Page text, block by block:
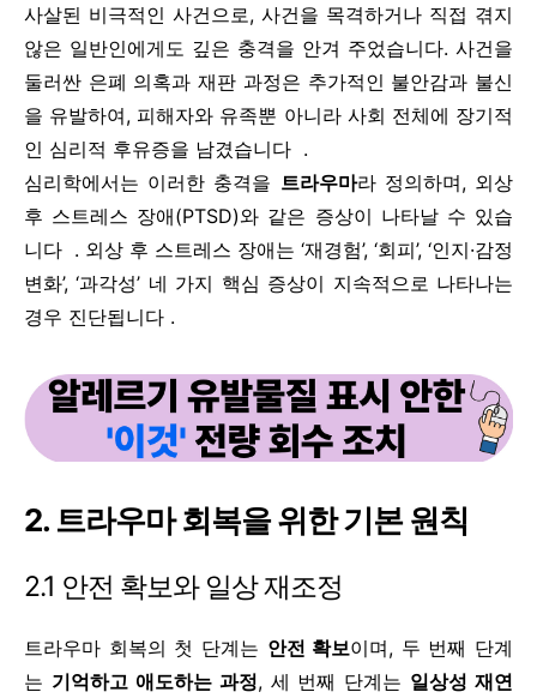
사살된 비극적인 사건으로, 사건을 목격하거나 직접 겪지
않은 일반인에게도 깊은 충격을 안겨 주었습니다. 사건을
둘러싼 은폐 의혹과 재판 과정은 추가적인 불안감과 불신
을 유발하여, 피해자와 유족뿐 아니라 사회 전체에 장기적
인 심리적 후유증을 남겼습니다 .
심리학에서는 이러한 충격을 트라우마라 정의하며, 외상
후 스트레스 장애(PTSD)와 같은 증상이 나타날 수 있습
니다 . 외상 후 스트레스 장애는 ‘재경험’, ‘회피’, ‘인지·감정
변화’, ‘과각성’ 네 가지 핵심 증상이 지속적으로 나타나는
경우 진단됩니다 .
2. 트라우마 회복을 위한 기본 원칙
2.1 안전 확보와 일상 재조정
트라우마 회복의 첫 단계는 안전 확보이며, 두 번째 단계
는 기억하고 애도하는 과정, 세 번째 단계는 일상성 재연